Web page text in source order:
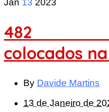
Jan 13 2023
482
colocados na
By Davide Martins
13 de Janeiro de